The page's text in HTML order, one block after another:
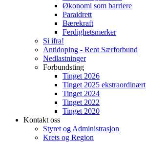
Økonomi som barriere
Paraidrett
Bærekraft
Ferdighetsmerker
Si ifra!
Antidoping - Rent Særforbund
Nedlastninger
Forbundsting
Tinget 2026
Tinget 2025 ekstraordinært
Tinget 2024
Tinget 2022
Tinget 2020
Kontakt oss
Styret og Administrasjon
Krets og Region